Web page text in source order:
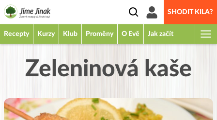
SHODIT KILA?
Recepty Kurzy Klub Proměny O Evě Jak začít
Zeleninová kaše